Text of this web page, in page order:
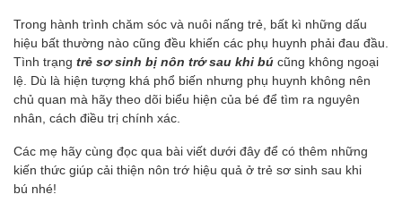
Trong hành trình chăm sóc và nuôi nấng trẻ, bất kì những dấu
hiệu bất thường nào cũng đều khiến các phụ huynh phải đau đầu.
Tình trạng trẻ sơ sinh bị nôn trớ sau khi bú cũng không ngoại
lệ. Dù là hiện tượng khá phổ biến nhưng phụ huynh không nên
chủ quan mà hãy theo dõi biểu hiện của bé để tìm ra nguyên
nhân, cách điều trị chính xác.
Các mẹ hãy cùng đọc qua bài viết dưới đây để có thêm những
kiến thức giúp cải thiện nôn trớ hiệu quả ở trẻ sơ sinh sau khi
bú nhé!